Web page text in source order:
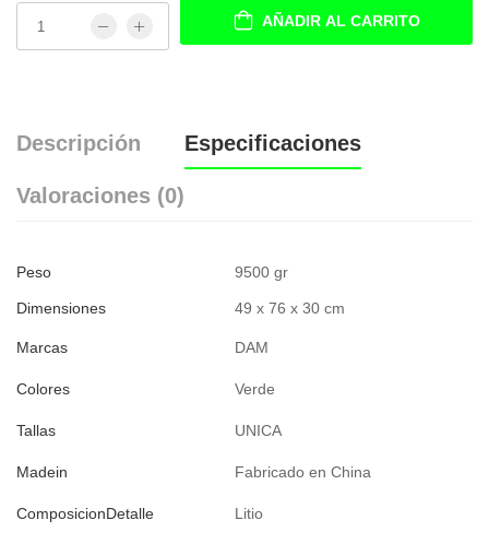
AÑADIR AL CARRITO
Descripción Especificaciones
Valoraciones (0)
Peso 9500 gr
Dimensiones 49 x 76 x 30 cm
Marcas DAM
Colores Verde
Tallas UNICA
Madein Fabricado en China
ComposicionDetalle Litio